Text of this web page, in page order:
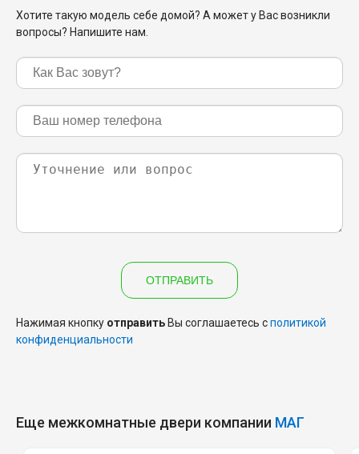
Хотите такую модель себе домой? А может у Вас возникли
вопросы? Напишите нам.
ОТПРАВИТЬ
Нажимая кнопку отправить Вы соглашаетесь сполитикой
конфиденциальности
Еще межкомнатные двери компании МАГ